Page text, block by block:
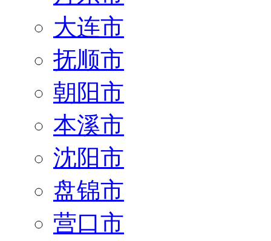
大连市
抚顺市
朝阳市
本溪市
沈阳市
盘锦市
营口市